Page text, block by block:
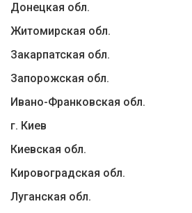
Донецкая обл.
Житомирская обл.
Закарпатская обл.
Запорожская обл.
Ивано-Франковская обл.
г. Киев
Киевская обл.
Кировоградская обл.
Луганская обл.